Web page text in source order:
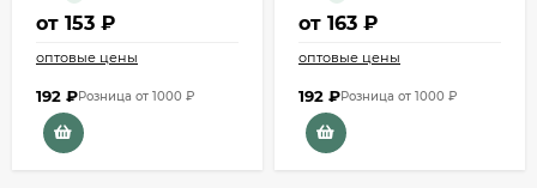
от 153 ₽
оптовые цены
192 ₽Розница от 1000 ₽
от 163 ₽
оптовые цены
192 ₽Розница от 1000 ₽